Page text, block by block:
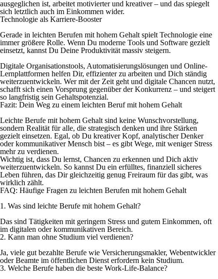
ausgeglichen ist, arbeitet motivierter und kreativer – und das spiegelt
sich letztlich auch im Einkommen wider.
Technologie als Karriere-Booster
Gerade in leichten Berufen mit hohem Gehalt spielt Technologie eine
immer größere Rolle. Wenn Du moderne Tools und Software gezielt
einsetzt, kannst Du Deine Produktivität massiv steigern.
Digitale Organisationstools, Automatisierungslösungen und Online-
Lernplattformen helfen Dir, effizienter zu arbeiten und Dich ständig
weiterzuentwickeln. Wer mit der Zeit geht und digitale Chancen nutzt,
schafft sich einen Vorsprung gegenüber der Konkurrenz – und steigert
so langfristig sein Gehaltspotenzial.
Fazit: Dein Weg zu einem leichten Beruf mit hohem Gehalt
Leichte Berufe mit hohem Gehalt sind keine Wunschvorstellung,
sondern Realität für alle, die strategisch denken und ihre Stärken
gezielt einsetzen. Egal, ob Du kreativer Kopf, analytischer Denker
oder kommunikativer Mensch bist – es gibt Wege, mit weniger Stress
mehr zu verdienen.
Wichtig ist, dass Du lernst, Chancen zu erkennen und Dich aktiv
weiterzuentwickeln. So kannst Du ein erfülltes, finanziell sicheres
Leben führen, das Dir gleichzeitig genug Freiraum für das gibt, was
wirklich zählt.
FAQ: Häufige Fragen zu leichten Berufen mit hohem Gehalt
1. Was sind leichte Berufe mit hohem Gehalt?
Das sind Tätigkeiten mit geringem Stress und gutem Einkommen, oft
im digitalen oder kommunikativen Bereich.
2. Kann man ohne Studium viel verdienen?
Ja, viele gut bezahlte Berufe wie Versicherungsmakler, Webentwickler
oder Beamte im öffentlichen Dienst erfordern kein Studium.
3. Welche Berufe haben die beste Work-Life-Balance?